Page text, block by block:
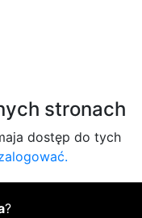
stronach
dostęp do tych
?